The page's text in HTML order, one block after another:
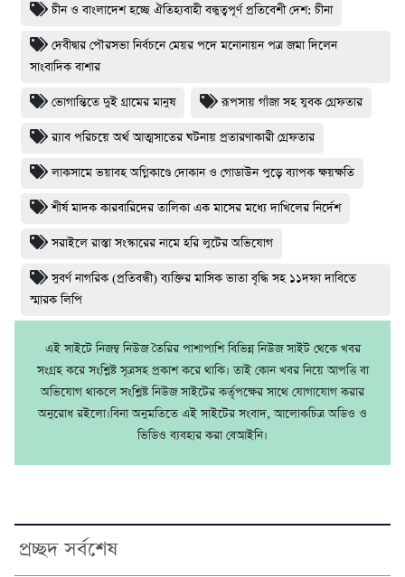
চীন ও বাংলাদেশ হচ্ছে ঐতিহ্যবাহী বন্ধুত্বপূর্ণ প্রতিবেশী দেশ: চীনা
দেবীদ্বার পৌরসভা নির্বচনে মেয়র পদে মনোনায়ন পত্র জমা দিলেন
সাংবাদিক বাশার
ভোগান্তিতে দুই গ্রামের মানুষ রূপসায় গাঁজা সহ যুবক গ্রেফতার
র‌্যাব পরিচয়ে অর্থ আত্মসাতের ঘটনায় প্রতারণাকারী গ্রেফতার
লাকসামে ভয়াবহ অগ্নিকাণ্ডে দোকান ও গোডাউন পুড়ে ব‍্যাপক ক্ষয়ক্ষতি
শীর্ষ মাদক কারবারিদের তালিকা এক মাসের মধ্যে দাখিলের নির্দেশ
সরাইলে রাস্তা সংস্কারের নামে হরি লুটের অভিযোগ
সুবর্ণ নাগরিক (প্রতিবন্ধী) ব্যক্তির মাসিক ভাতা বৃদ্ধি সহ ১১দফা দাবিতে
স্মারক লিপি
এই সাইটে নিজম্ব নিউজ তৈরির পাশাপাশি বিভিন্ন নিউজ সাইট থেকে খবর
সংগ্রহ করে সংশ্লিষ্ট সূত্রসহ প্রকাশ করে থাকি। তাই কোন খবর নিয়ে আপত্তি বা
অভিযোগ থাকলে সংশ্লিষ্ট নিউজ সাইটের কর্তৃপক্ষের সাথে যোগাযোগ করার
অনুরোধ রইলো।বিনা অনুমতিতে এই সাইটের সংবাদ, আলোকচিত্র অডিও ও
ভিডিও ব্যবহার করা বেআইনি।
প্রচ্ছদ সর্বশেষ